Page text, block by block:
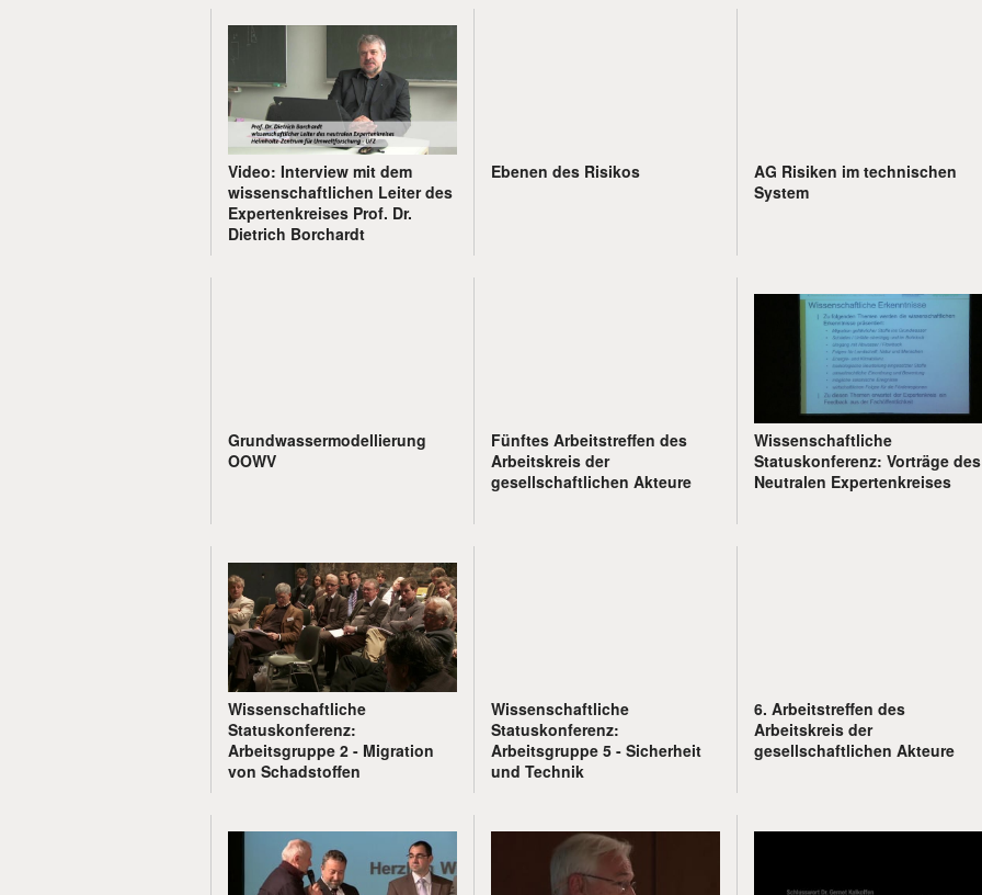
Video: Interview mit dem
wissenschaftlichen Leiter des
Expertenkreises Prof. Dr.
Dietrich Borchardt
Ebenen des Risikos
AG Risiken im technischen
System
Grundwassermodellierung
OOWV
Fünftes Arbeitstreffen des
Arbeitskreis der
gesellschaftlichen Akteure
Wissenschaftliche
Statuskonferenz: Vorträge des
Neutralen Expertenkreises
Wissenschaftliche
Statuskonferenz:
Arbeitsgruppe 2 - Migration
von Schadstoffen
Wissenschaftliche
Statuskonferenz:
Arbeitsgruppe 5 - Sicherheit
und Technik
6. Arbeitstreffen des
Arbeitskreis der
gesellschaftlichen Akteure